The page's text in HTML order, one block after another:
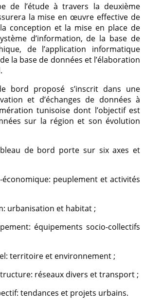
de l’étude à travers la deuxième
la mise en œuvre effective de
conception et la mise en place de
d’information, de la base de
de l’application informatique
la base de données et l’élaboration
bord proposé s’inscrit dans une
et d’échanges de données à
tunisoise dont l’objectif est
sur la région et son évolution
de bord porte sur six axes et
économique: peuplement et activités
urbanisation et habitat ;
équipements socio-collectifs
territoire et environnement ;
réseaux divers et transport ;
tendances et projets urbains.